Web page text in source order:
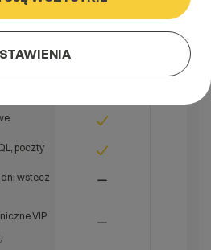
do 1h
do 14
poczty
dni wstecz
VIP